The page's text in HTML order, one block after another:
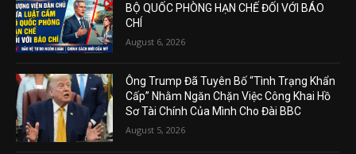
BỘ QUỐC PHÒNG HẠN CHẾ ĐỐI VỚI BÁO
CHÍ
August 6, 2026
Ông Trump Đã Tuyên Bố “Tình Trạng Khẩn
Cấp” Nhằm Ngăn Chặn Việc Công Khai Hồ
Sơ Tài Chính Của Mình Cho Đài BBC
August 5, 2026